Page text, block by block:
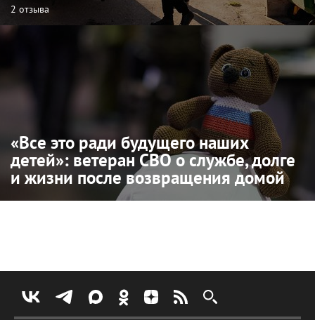
2 отзыва
«Все это ради будущего наших
детей»: ветеран СВО о службе, долге
и жизни после возвращения домой